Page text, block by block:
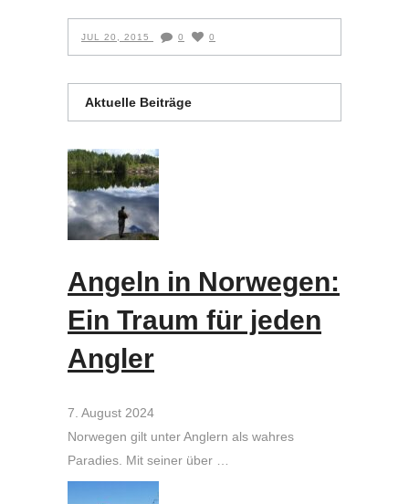
JUL 20, 2015 0 0
Aktuelle Beiträge
Angeln in Norwegen:
Ein Traum für jeden
Angler
7. August 2024
Norwegen gilt unter Anglern als wahres
Paradies. Mit seiner über …